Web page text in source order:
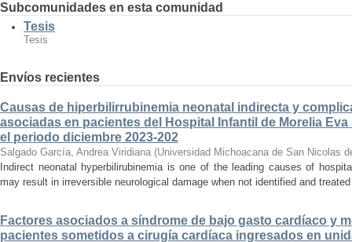
Subcomunidades en esta comunidad
Tesis
Tesis
Envíos recientes
Causas de hiperbilirrubinemia neonatal indirecta y
asociadas en pacientes del Hospital Infantil de Morelia
el periodo diciembre 2023-202
Salgado García, Andrea Viridiana (Universidad Michoacana de San Nicolas
Indirect neonatal hyperbilirubinemia is one of the leading causes of
may result in irreversible neurological damage when not identified and
Factores asociados a síndrome de bajo gasto cardíaco y
pacientes sometidos a cirugía cardíaca ingresados en